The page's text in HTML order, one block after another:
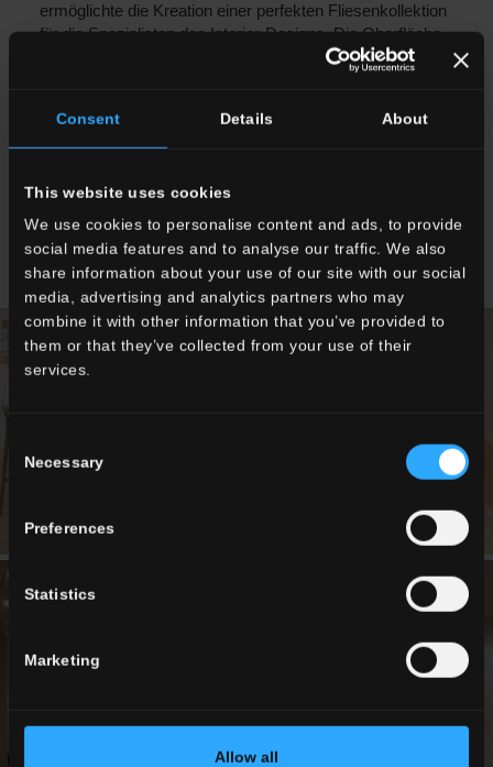
Consent Details About
This website uses cookies
We use cookies to personalise content and ads, to provide
social media features and to analyse our traffic. We also
share information about your use of our site with our social
media, advertising and analytics partners who may
combine it with other information that you’ve provided to
them or that they’ve collected from your use of their
services.
Selection
Necessary
Preferences
Statistics
Marketing
Allow all
ermöglichte die Kreation einer perfekten Fliesenkollektion
für die Spezialisten des Interior-Designs. Die Oberfläche
mit einer klaren, puristischen Textur zeichnet sich durch
durchzogen ist. Durch die vier warmen, neutralen
Farbstellungen Cotton, Cashmere, Alpaca und Moon und
jeder Raum in einen Wohlfühlort. Die reliefierte Oberfläche
Heritage im Format 60x120 cm zitiert kunstfertig
ausgeführte handwerkliche Steinbearbeitungen.